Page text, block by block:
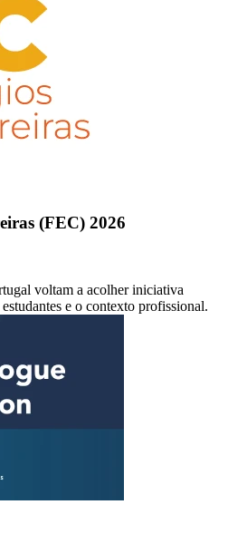
(FEC) 2026
voltam a acolher iniciativa
e o contexto profissional.